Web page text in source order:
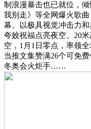
制浪漫暴击也已就位，
我别走》等全网爆火歌
幕。以极具视觉冲击力
夸姣祝福点亮夜空。20
空，1月1日零点，率领
当推文集赞满26个可免
冬奥会火炬手……